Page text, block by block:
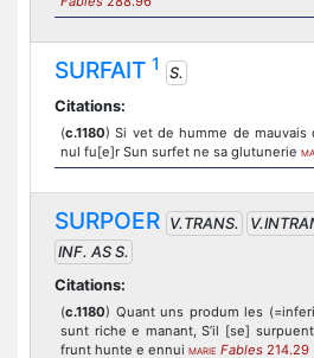
SURFAIT 1
S.
Citations:
(c.1180) Si vet de humme de
nul fu[e]r Sun surfet ne sa glutunerie
SURPOER V.TRANS.
INF. AS S.
Citations:
(c.1180) Quant uns produm les
sunt riche e manant, S’il [se]
frunt hunte e ennui MARIE Fables 214.29